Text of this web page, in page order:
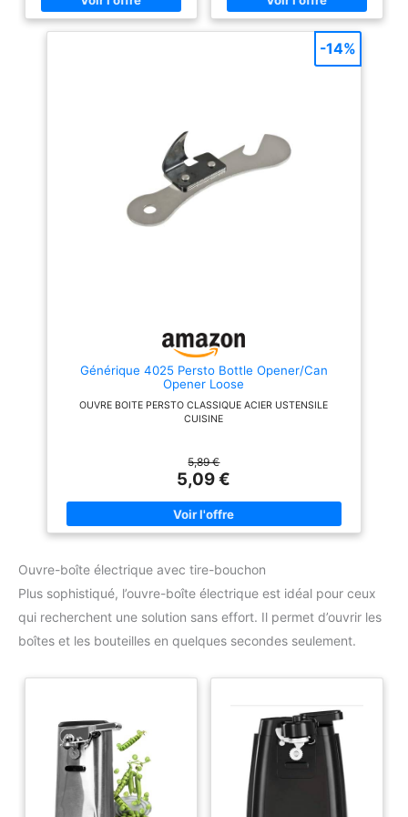
touche de style à votre cuisine.
Résistant et Durable: Fabriqué
Générique 4025 Persto Bottle Opener/Can
Opener Loose
OUVRE BOITE PERSTO CLASSIQUE ACIER USTENSILE
CUISINE
5,89 €
5,09 €
-14%
Ouvre-boîte électrique avec tire-bouchon
Plus sophistiqué, l’ouvre-boîte électrique est idéal pour ceux
qui recherchent une solution sans effort. Il permet d’ouvrir les
boîtes et les bouteilles en quelques secondes seulement.